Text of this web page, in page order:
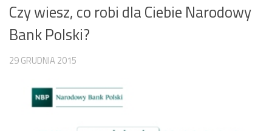
Czy wiesz, co robi dla Ciebie Narodowy
Bank Polski?
29 GRUDNIA 2015